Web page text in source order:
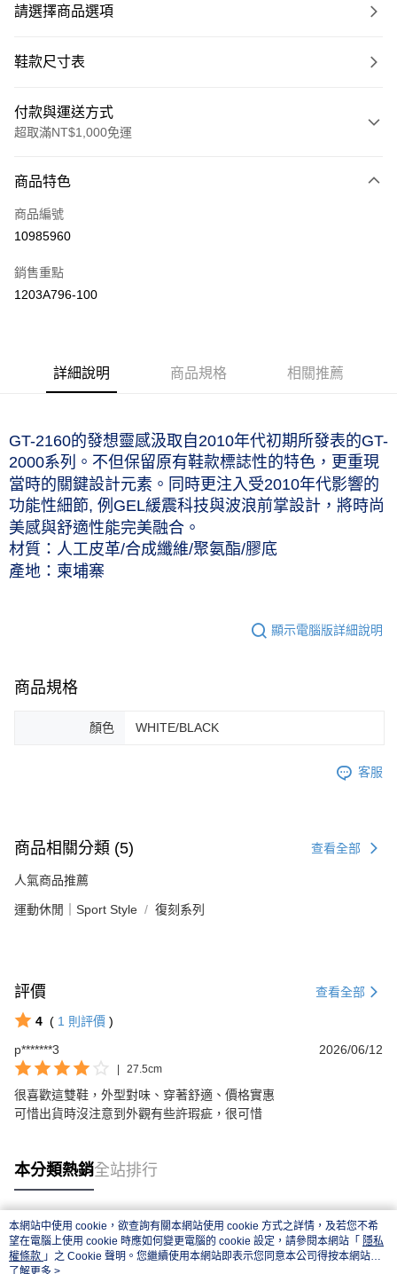
請選擇商品選項
鞋款尺寸表
付款與運送方式
超取滿NT$1,000免運
信用卡一次付款
信用卡分期付款
合作金庫商業銀行
華南商業銀行
匯豐（台灣）商業銀行
華泰商業銀行
聯邦商業銀行
玉山商業銀行
星展（台灣）商業銀行
台新國際商業銀行
中國信託商業銀行
台灣樂天信用卡公司
作天到貨
付款後萊爾富取貨(僅限台灣本島，離島恕不配送) 預計5-7個
工作天到貨
每筆NT$60，滿NT$1,000(含以上)免運費
付款後7-11取貨(僅限台灣本島，離島恕不配送) 預計5-7個工
作天到貨
每筆NT$60，滿NT$1,000(含以上)免運費
商品特色
商品編號
10985960
銷售重點
1203A796-100
詳細說明 商品規格 相關推薦
GT-2160的發想靈感汲取自2010年代初期所發表的GT-
2000系列。不但保留原有鞋款標誌性的特色，更重現
當時的關鍵設計元素。同時更注入受2010年代影響的
功能性細節, 例GEL緩震科技與波浪前掌設計，將時尚
美感與舒適性能完美融合。
材質：人工皮革/合成纖維/聚氨酯/膠底
產地：柬埔寨
顯示電腦版詳細說明
商品規格
顏色 WHITE/BLACK
客服
商品相關分類 (5) 查看全部
人氣商品推薦
運動休閒｜Sport Style 復刻系列
評價 查看全部
4 ( 1 則評價 )
p*******3
2026/06/12
27.5cm
很喜歡這雙鞋，外型對味、穿著舒適、價格實惠
可惜出貨時沒注意到外觀有些許瑕疵，很可惜
本分類熱銷全站排行
熱門標籤
本網站中使用 cookie，欲查詢有關本網站使用 cookie 方式之詳情，及若您不希
望在電腦上使用 cookie 時應如何變更電腦的 cookie 設定，請參閱本網站「 隱私
權條款 」之 Cookie 聲明。您繼續使用本網站即表示您同意本公司得按本網站使
用條款之 Cookie 聲明使用 cookie。
了解更多 >